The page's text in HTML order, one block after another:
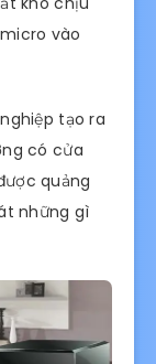
vào
tạo ra
có cửa
quảng
những gì